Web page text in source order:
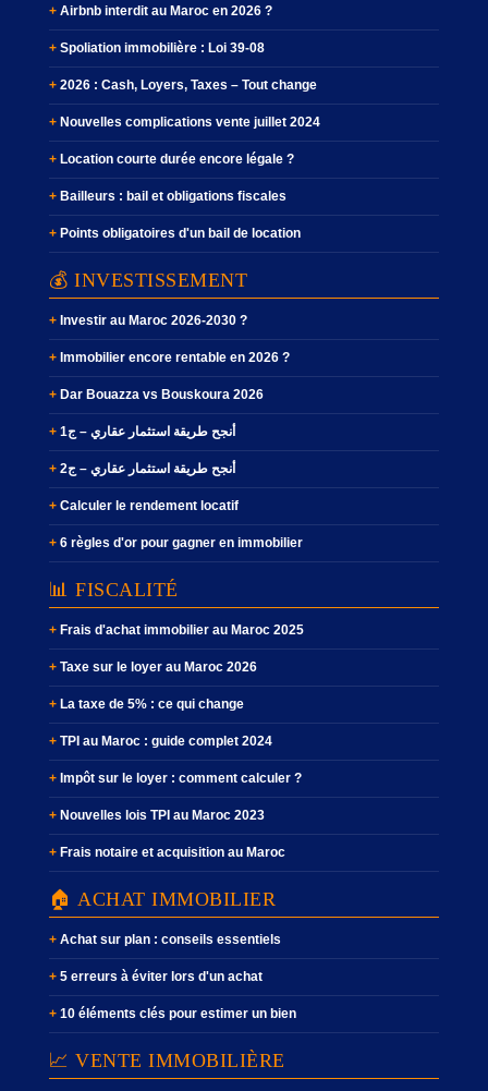
Airbnb interdit au Maroc en 2026 ?
Spoliation immobilière : Loi 39-08
2026 : Cash, Loyers, Taxes – Tout change
Nouvelles complications vente juillet 2024
Location courte durée encore légale ?
Bailleurs : bail et obligations fiscales
Points obligatoires d'un bail de location
💰 INVESTISSEMENT
Investir au Maroc 2026-2030 ?
Immobilier encore rentable en 2026 ?
Dar Bouazza vs Bouskoura 2026
أنجح طريقة استثمار عقاري – ج1
أنجح طريقة استثمار عقاري – ج2
Calculer le rendement locatif
6 règles d'or pour gagner en immobilier
📊 FISCALITÉ
Frais d'achat immobilier au Maroc 2025
Taxe sur le loyer au Maroc 2026
La taxe de 5% : ce qui change
TPI au Maroc : guide complet 2024
Impôt sur le loyer : comment calculer ?
Nouvelles lois TPI au Maroc 2023
Frais notaire et acquisition au Maroc
🏠 ACHAT IMMOBILIER
Achat sur plan : conseils essentiels
5 erreurs à éviter lors d'un achat
10 éléments clés pour estimer un bien
📈 VENTE IMMOBILIÈRE